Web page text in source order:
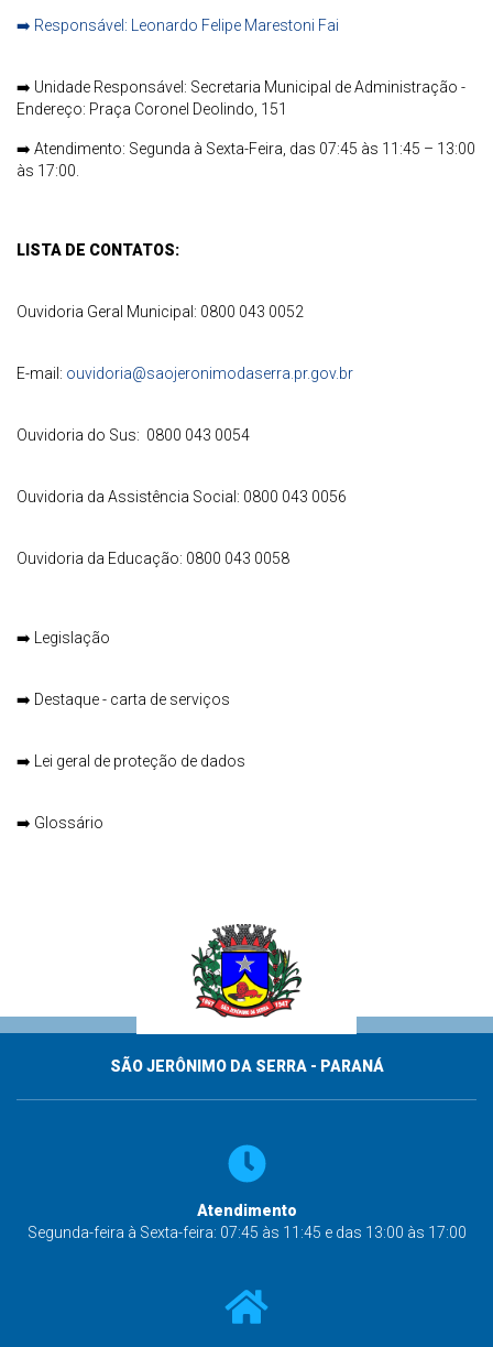
➡️ Responsável: Leonardo Felipe Marestoni Fai
➡️ Unidade Responsável: Secretaria Municipal de Administração -
Endereço: Praça Coronel Deolindo, 151
➡️ Atendimento: Segunda à Sexta-Feira, das 07:45 às 11:45 – 13:00
às 17:00.
LISTA DE CONTATOS:
Ouvidoria Geral Municipal: 0800 043 0052
E-mail: ouvidoria@saojeronimodaserra.pr.gov.br
Ouvidoria do Sus: 0800 043 0054
Ouvidoria da Assistência Social: 0800 043 0056
Ouvidoria da Educação: 0800 043 0058
➡️ Legislação
➡️ Destaque - carta de serviços
➡️ Lei geral de proteção de dados
➡️ Glossário
SÃO JERÔNIMO DA SERRA - PARANÁ
Atendimento
Segunda-feira à Sexta-feira: 07:45 às 11:45 e das 13:00 às 17:00